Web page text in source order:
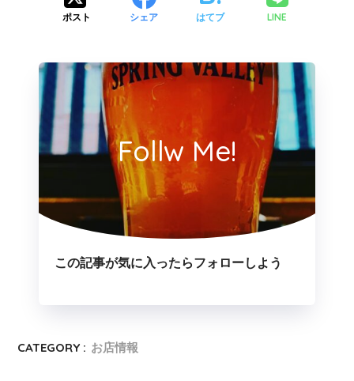
ポスト シェア はてブ LINE
Follw Me!
この記事が気に入ったらフォローしよう
CATEGORY : お店情報